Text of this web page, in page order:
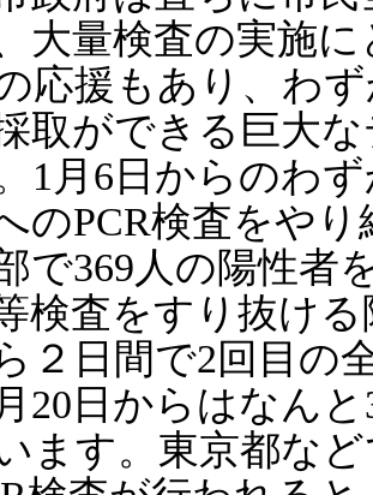
大量検査の実施
応援もあり、わ
取ができる巨大
1月6日からのわ
のPCR検査をや
で369人の陽性者
検査をすり抜け
２日間で2回目の
20日からはなん
ます。東京都な